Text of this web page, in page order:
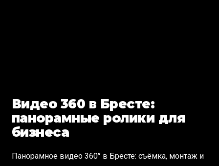
Видео 360 в Бресте:
панорамные ролики для
бизнеса
Панорамное видео 360° в Бресте: съёмка, монтаж и